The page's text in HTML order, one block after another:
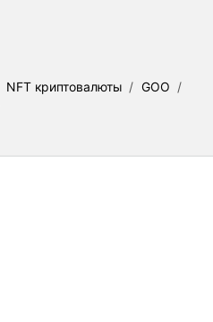
NFT криптовалюты / GOO /